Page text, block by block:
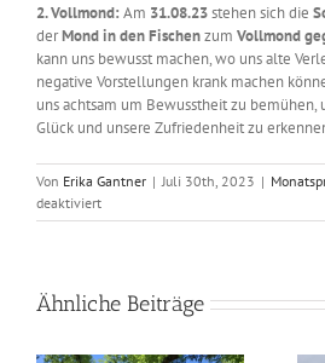
2. Vollmond: Am 31.08.23stehen sich die
derMond in den Fischenzum Vollmond
kann uns bewusst machen, wo uns alte
negative Vorstellungen krank machen
uns achtsam um Bewusstheit zu bemühen,
Glück und unsere Zufriedenheit zu
Von Erika Gantner | Juli 30th, 2023 |
deaktiviertfür
Astrologisch
–
2023
Ähnliche Beiträge